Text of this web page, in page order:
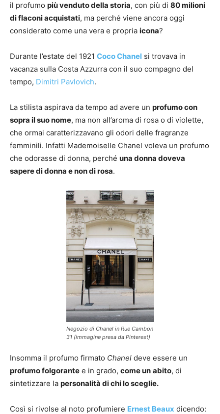
il profumo più venduto della storia, con più di 80 milioni
di flaconi acquistati, ma perché viene ancora oggi
considerato come una vera e propria icona?
Durante l’estate del 1921 Coco Chanel si trovava in
vacanza sulla Costa Azzurra con il suo compagno del
tempo, Dimitri Pavlovich.
La stilista aspirava da tempo ad avere un profumo con
sopra il suo nome, ma non all’aroma di rosa o di violette,
che ormai caratterizzavano gli odori delle fragranze
femminili. Infatti Mademoiselle Chanel voleva un profumo
che odorasse di donna, perché una donna doveva
sapere di donna e non di rosa.
Negozio di Chanel in Rue Cambon
31 (immagine presa da Pinterest)
Insomma il profumo firmato Chanel deve essere un
profumo folgorante e in grado, come un abito, di
sintetizzare la personalità di chi lo sceglie.
Così si rivolse al noto profumiere Ernest Beaux dicendo: